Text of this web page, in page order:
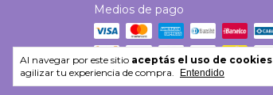
Al navegar por este sitio aceptás el uso de cookies
agilizar tu experiencia de compra.
Entendido
Medios de pago